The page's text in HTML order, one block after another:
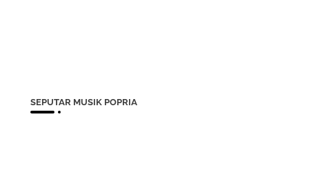
SEPUTAR MUSIK POPRIA